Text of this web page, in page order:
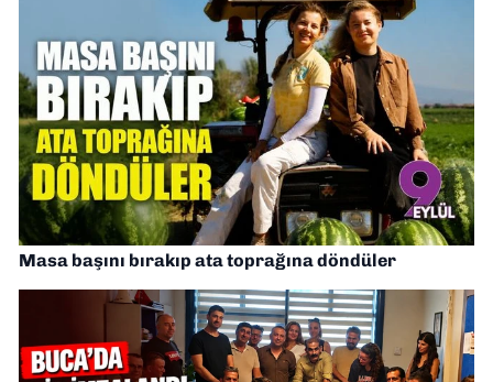
Masa başını bırakıp ata toprağına döndüler